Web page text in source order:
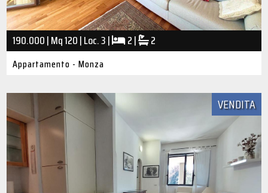
190.000 | Mq 120 | Loc. 3 | 2 | 2
Appartamento - Monza
VENDITA